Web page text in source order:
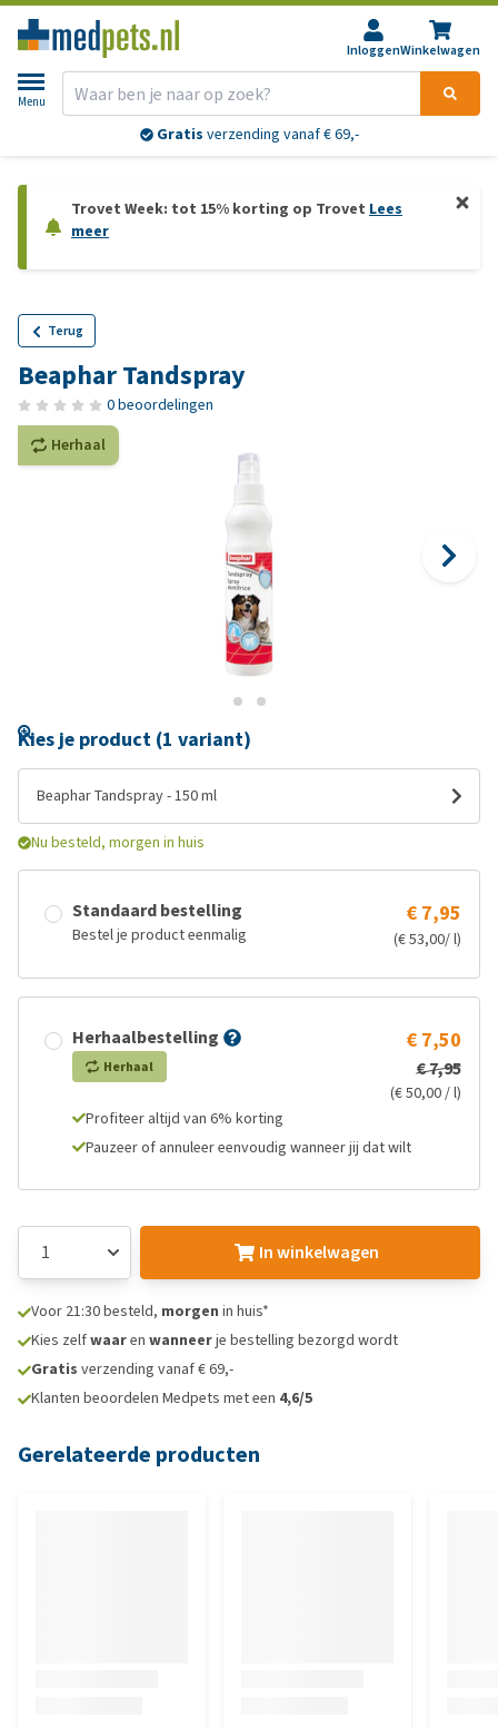
InloggenWinkelwagen
Menu
Gratis verzending vanaf € 69,-
Trovet Week: tot 15% korting op Trovet Lees
meer
Terug
Beaphar Tandspray
0 beoordelingen
Herhaal
Kies je product (1 variant)
Beaphar Tandspray - 150 ml
Nu besteld, morgen in huis
Standaard bestelling
Bestel je product eenmalig
€ 7,95
(€ 53,00/ l)
Herhaalbestelling
Herhaal
€ 7,50
€ 7,95
(€ 50,00 / l)
Profiteer altijd van 6% korting
Pauzeer of annuleer eenvoudig wanneer jij dat wilt
In winkelwagen
Voor 21:30 besteld, morgen in huis*
Kies zelfwaaren wanneerje bestelling bezorgd wordt
Gratis verzending vanaf € 69,-
Klanten beoordelen Medpets met een 4,6/5
Gerelateerde producten